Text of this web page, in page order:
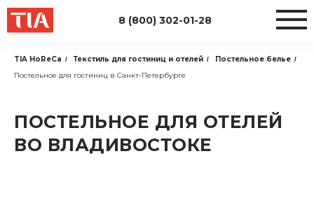
8 (800) 302-01-28
TIA HoReCa / Текстиль для гостиниц и отелей / Постельное белье /
Постельное для гостиниц в Санкт-Петербурге
ПОСТЕЛЬНОЕ ДЛЯ ОТЕЛЕЙ
ВО ВЛАДИВОСТОКЕ